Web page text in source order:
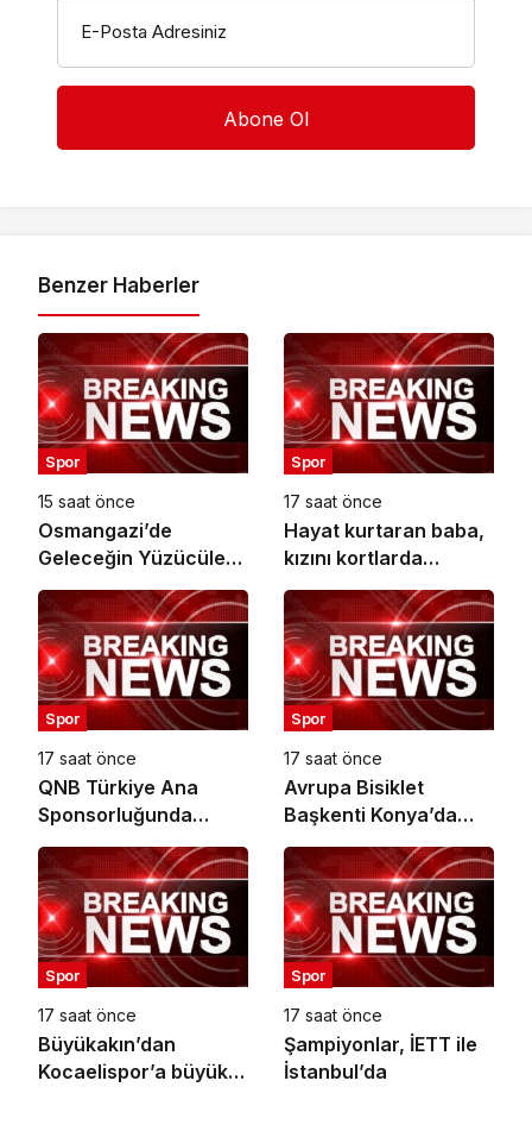
E-Posta Adresiniz
Benzer Haberler
Spor
15 saat önce
Osmangazi’de
Geleceğin Yüzücüleri
Sertifikalarını Aldı
Spor
17 saat önce
Hayat kurtaran baba,
kızını kortlarda
şampiyonluğa
hazırlıyor
Spor
17 saat önce
QNB Türkiye Ana
Sponsorluğunda
Türkiye’nin İlk Padel
Türkiye Şampiyonası
Başlıyor
Spor
17 saat önce
Avrupa Bisiklet
Başkenti Konya’da
Bisiklet Festivali
Heyecanı Başladı
Spor
17 saat önce
Büyükakın’dan
Kocaelispor’a büyük
Spor
17 saat önce
Şampiyonlar, İETT ile
İstanbul’da